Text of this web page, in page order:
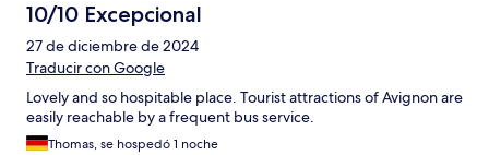
10/10 Excepcional
27 de diciembre de 2024
Traducir con Google
Lovely and so hospitable place. Tourist attractions of Avignon are
easily reachable by a frequent bus service.
Thomas, se hospedó 1 noche